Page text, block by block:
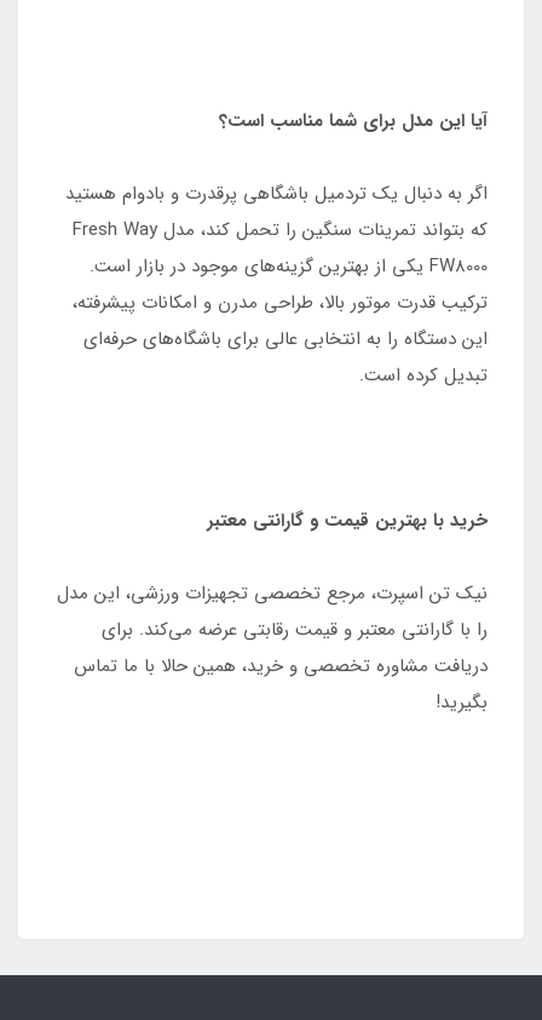
آیا این مدل برای شما مناسب است؟
اگر به دنبال یک تردمیل باشگاهی پرقدرت و بادوام هستید
که بتواند تمرینات سنگین را تحمل کند، مدل Fresh Way
FW8000 یکی از بهترین گزینه‌های موجود در بازار است.
ترکیب قدرت موتور بالا، طراحی مدرن و امکانات پیشرفته،
این دستگاه را به انتخابی عالی برای باشگاه‌های حرفه‌ای
تبدیل کرده است.
خرید با بهترین قیمت و گارانتی معتبر
نیک تن اسپرت، مرجع تخصصی تجهیزات ورزشی، این مدل
را با گارانتی معتبر و قیمت رقابتی عرضه می‌کند. برای
دریافت مشاوره تخصصی و خرید، همین حالا با ما تماس
بگیرید!